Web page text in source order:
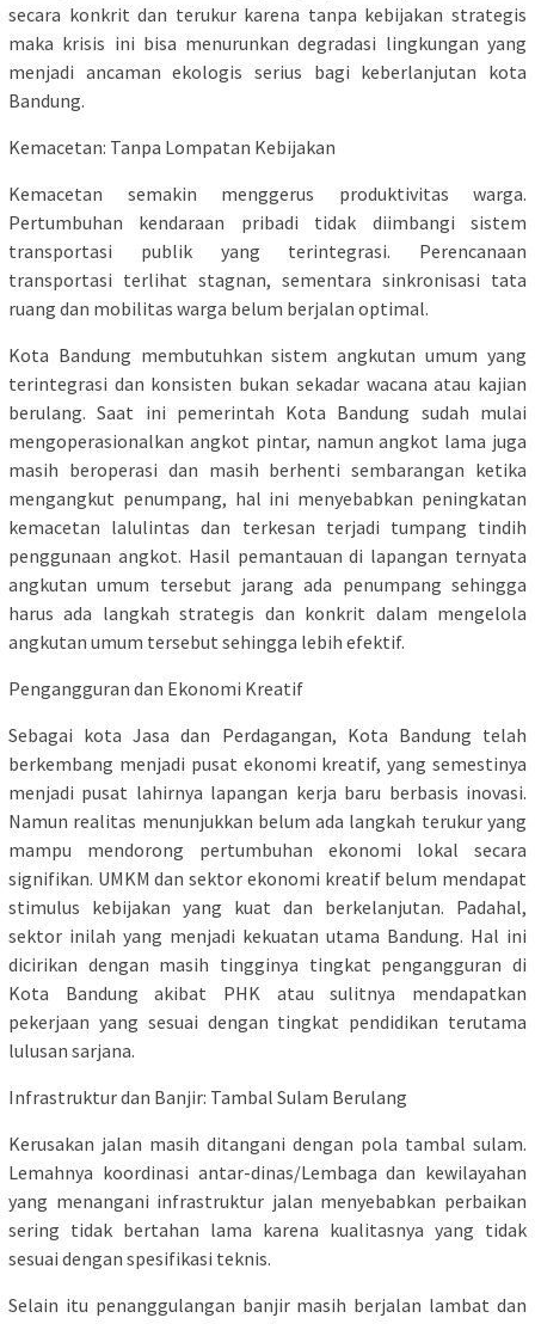
secara konkrit dan terukur karena tanpa kebijakan strategis
maka krisis ini bisa menurunkan degradasi lingkungan yang
menjadi ancaman ekologis serius bagi keberlanjutan kota
Bandung.
Kemacetan: Tanpa Lompatan Kebijakan
Kemacetan semakin menggerus produktivitas warga.
Pertumbuhan kendaraan pribadi tidak diimbangi sistem
transportasi publik yang terintegrasi. Perencanaan
transportasi terlihat stagnan, sementara sinkronisasi tata
ruang dan mobilitas warga belum berjalan optimal.
Kota Bandung membutuhkan sistem angkutan umum yang
terintegrasi dan konsisten bukan sekadar wacana atau kajian
berulang. Saat ini pemerintah Kota Bandung sudah mulai
mengoperasionalkan angkot pintar, namun angkot lama juga
masih beroperasi dan masih berhenti sembarangan ketika
mengangkut penumpang, hal ini menyebabkan peningkatan
kemacetan lalulintas dan terkesan terjadi tumpang tindih
penggunaan angkot. Hasil pemantauan di lapangan ternyata
angkutan umum tersebut jarang ada penumpang sehingga
harus ada langkah strategis dan konkrit dalam mengelola
angkutan umum tersebut sehingga lebih efektif.
Pengangguran dan Ekonomi Kreatif
Sebagai kota Jasa dan Perdagangan, Kota Bandung telah
berkembang menjadi pusat ekonomi kreatif, yang semestinya
menjadi pusat lahirnya lapangan kerja baru berbasis inovasi.
Namun realitas menunjukkan belum ada langkah terukur yang
mampu mendorong pertumbuhan ekonomi lokal secara
signifikan. UMKM dan sektor ekonomi kreatif belum mendapat
stimulus kebijakan yang kuat dan berkelanjutan. Padahal,
sektor inilah yang menjadi kekuatan utama Bandung. Hal ini
dicirikan dengan masih tingginya tingkat pengangguran di
Kota Bandung akibat PHK atau sulitnya mendapatkan
pekerjaan yang sesuai dengan tingkat pendidikan terutama
lulusan sarjana.
Infrastruktur dan Banjir: Tambal Sulam Berulang
Kerusakan jalan masih ditangani dengan pola tambal sulam.
Lemahnya koordinasi antar-dinas/Lembaga dan kewilayahan
yang menangani infrastruktur jalan menyebabkan perbaikan
sering tidak bertahan lama karena kualitasnya yang tidak
sesuai dengan spesifikasi teknis.
Selain itu penanggulangan banjir masih berjalan lambat dan